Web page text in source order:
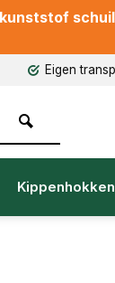
Eigen
Kippenhokken